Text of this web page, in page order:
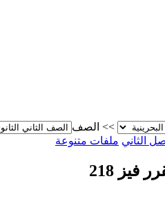
>> الصف
الثاني ملفات متنوعة
218